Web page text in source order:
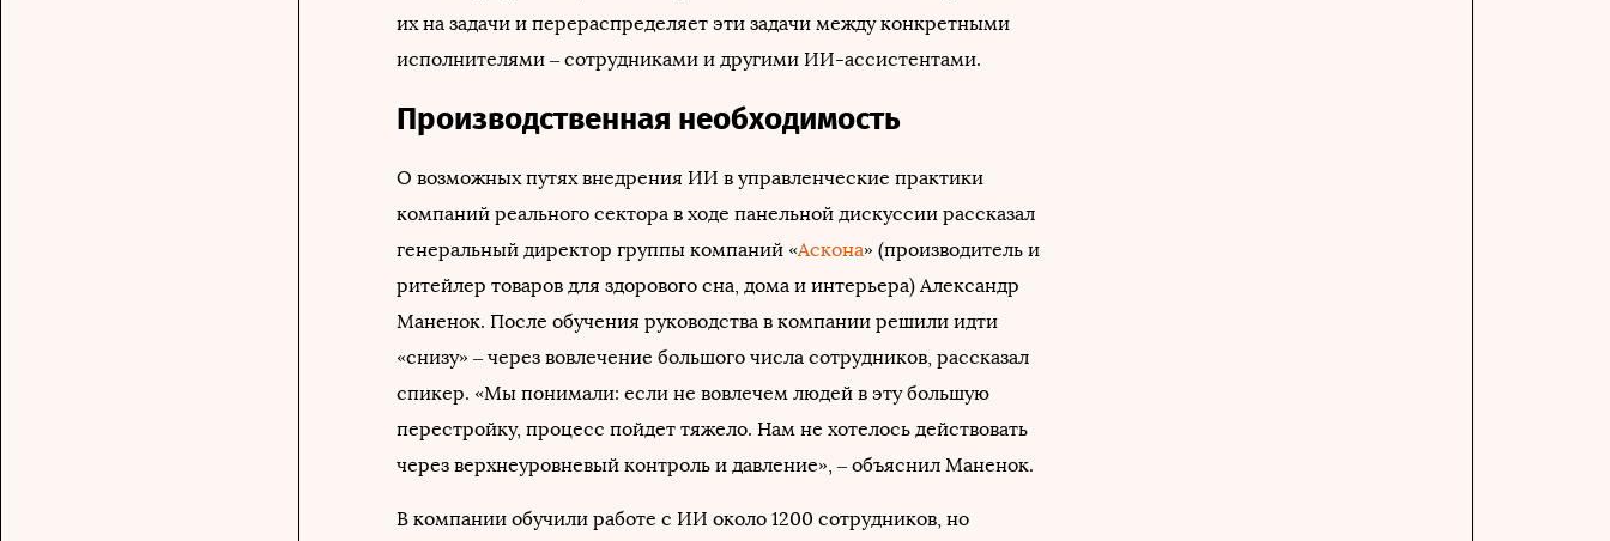
их на задачи и перераспределяет эти задачи между конкретными
исполнителями – сотрудниками и другими ИИ-ассистентами.
Производственная необходимость
О возможных путях внедрения ИИ в управленческие практики
компаний реального сектора в ходе панельной дискуссии рассказал
генеральный директор группы компаний «Аскона» (производитель и
ритейлер товаров для здорового сна, дома и интерьера) Александр
Маненок. После обучения руководства в компании решили идти
«снизу» – через вовлечение большого числа сотрудников, рассказал
спикер. «Мы понимали: если не вовлечем людей в эту большую
перестройку, процесс пойдет тяжело. Нам не хотелось действовать
через верхнеуровневый контроль и давление», – объяснил Маненок.
В компании обучили работе с ИИ около 1200 сотрудников, но